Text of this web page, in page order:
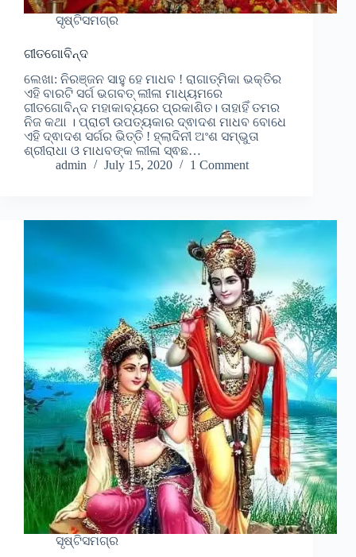
ସୃଷ୍ଟିସମଗ୍ର
ଗୀତଗୋବିନ୍ଦ
ଲେଖା: ନିରଞ୍ଜନ ସାହୁ ହେ ମାଧବ ! ରାଗାତ୍ମିକା ଭକ୍ତିର
ଏହି ବାରଟି ସର୍ଗ ଭଗବତ୍ ଲୀଳା ମାଧ୍ୟମରେ
ଗୀତଗୋବିନ୍ଦ ମହାକାବ୍ୟରେ ପ୍ରକାଶିତ। ତାହାହିଁ ତମର
ନିଜ କଥା । ପ୍ରାଚୀ ଉପତ୍ୟକାର ଦ୍ଵାଦଶ ମାଧବ ବୋଧେ
ଏହି ଦ୍ଵାଦଶ ସର୍ଗର ଭିତ୍ତି ! ହ୍ଲାଦିନୀ ଅଂଶ ସମ୍ଭୁତା
ଶ୍ରୀରାଧା ଓ ମାଧବଙ୍କ ଲୀଳା ସ୍ଵଛ…
admin
July 15, 2020 1 Comment
ସୃଷ୍ଟିସମଗ୍ର